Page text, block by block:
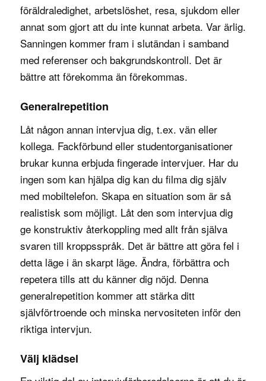
föräldraledighet, arbetslöshet, resa, sjukdom eller
annat som gjort att du inte kunnat arbeta. Var ärlig.
Sanningen kommer fram i slutändan i samband
med referenser och bakgrundskontroll. Det är
bättre att förekomma än förekommas.
Generalrepetition
Låt någon annan intervjua dig, t.ex. vän eller
kollega. Fackförbund eller studentorganisationer
brukar kunna erbjuda fingerade intervjuer. Har du
ingen som kan hjälpa dig kan du filma dig själv
med mobiltelefon. Skapa en situation som är så
realistisk som möjligt. Låt den som intervjua dig
ge konstruktiv återkoppling med allt från själva
svaren till kroppsspråk. Det är bättre att göra fel i
detta läge i än skarpt läge. Ändra, förbättra och
repetera tills att du känner dig nöjd. Denna
generalrepetition kommer att stärka ditt
självförtroende och minska nervositeten inför den
riktiga intervjun.
Välj klädsel